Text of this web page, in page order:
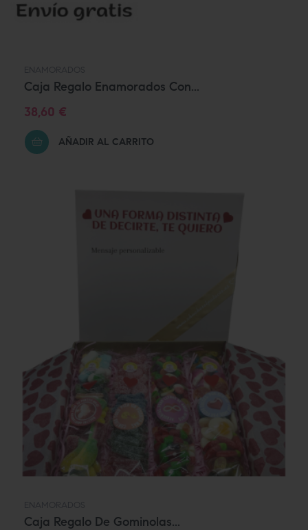
Caja Regalo Enamorados Con...
Precio
38,60 €
AÑADIR AL CARRITO
Caja Regalo De Gominolas...